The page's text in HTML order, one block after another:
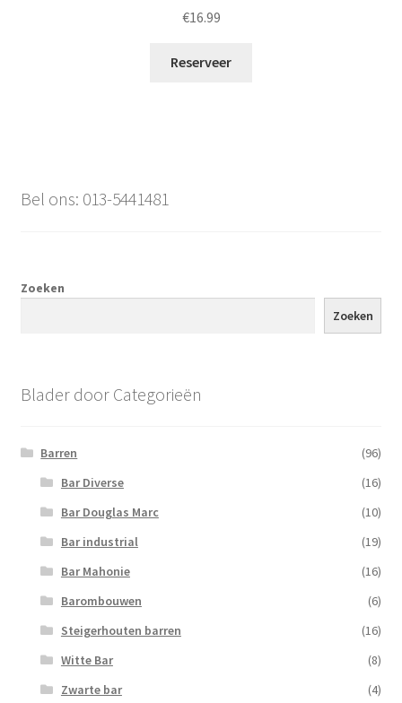
€16.99
Reserveer
Bel ons: 013-5441481
Zoeken
Zoeken
Blader door Categorieën
Barren
(96)
Bar Diverse
(16)
Bar Douglas Marc
(10)
Bar industrial
(19)
Bar Mahonie
(16)
Barombouwen
(6)
Steigerhouten barren
(16)
Witte Bar
(8)
Zwarte bar
(4)